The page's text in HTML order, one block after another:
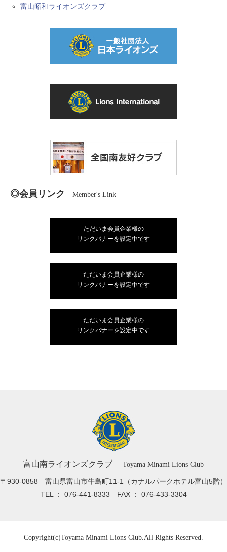
富山昭和ライオンズクラブ
◎会員リンク Member's Link
ただいま会員企業様の
リンクバナーを設定中です
ただいま会員企業様の
リンクバナーを設定中です
ただいま会員企業様の
リンクバナーを設定中です
富山南ライオンズクラブ Toyama Minami Lions Club
〒930-0858 富山県富山市牛島町11-1 （カナルパークホテル富山5階）
TEL ： 076-441-8333 FAX ： 076-433-3304
Copyright(c)Toyama Minami Lions Club.All Rights Reserved.